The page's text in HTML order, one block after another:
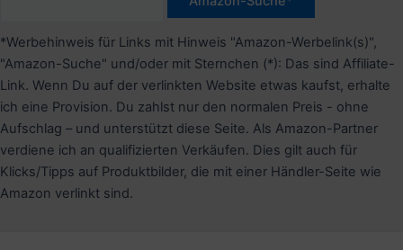
*Werbehinweis für Links mit Hinweis "Amazon-Werbelink(s)",
"Amazon-Suche" und/oder mit Sternchen (*): Das sind Affiliate-
Link. Wenn Du auf der verlinkten Website etwas kaufst, erhalte
ich eine Provision. Du zahlst nur den normalen Preis - ohne
Aufschlag – und unterstützt diese Seite. Als Amazon-Partner
verdiene ich an qualifizierten Verkäufen. Dies gilt auch für
Klicks/Tipps auf Produktbilder, die mit einer Händler-Seite wie
Amazon verlinkt sind.